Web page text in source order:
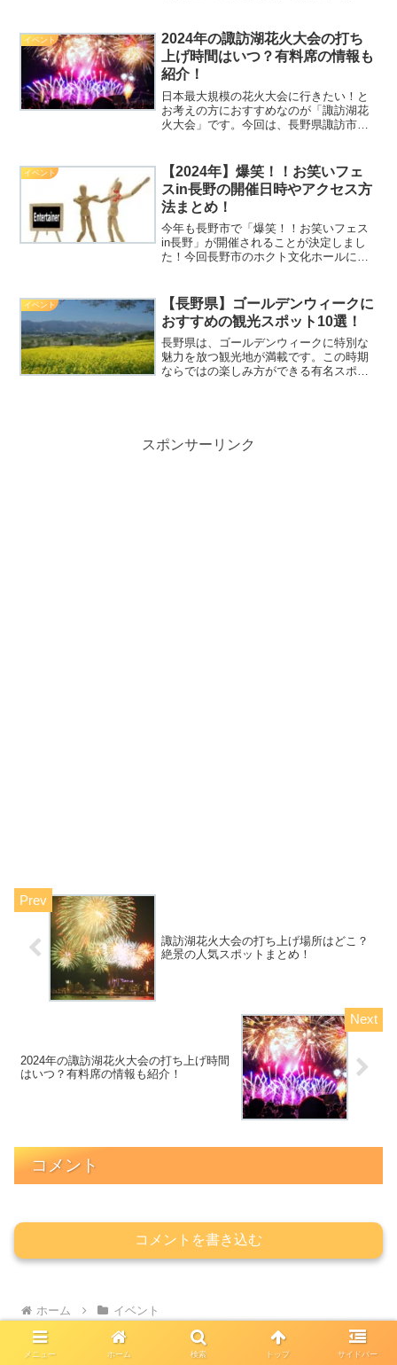
過ごすため、電車の混雑状況や駐車場情
報などをご紹介します。5...
イベント
2024年の諏訪湖花火大会の打ち
上げ時間はいつ？有料席の情報も
紹介！
日本最大規模の花火大会に行きたい！と
お考えの方におすすめなのが「諏訪湖花
火大会」です。今回は、長野県諏訪市で
湖花火大会を思いっきり楽しむために、
事前にさまざまな情報を仕...
イベント
【2024年】爆笑！！お笑いフェ
スin長野の開催日時やアクセス方
法まとめ！
今年も長野市で「爆笑！！お笑いフェス
in長野」が開催されることが決定しまし
た！今回長野市のホクト文化ホールに来
様、友人や彼氏彼女と足を運んでみては
いかがでしょうか。20...
イベント
【長野県】ゴールデンウィークに
おすすめの観光スポット10選！
長野県は、ゴールデンウィークに特別な
魅力を放つ観光地が満載です。この時期
ならではの楽しみ方ができる有名スポッ
スポンサーリンク
諏訪湖花火大会の打ち上げ場所はどこ？
絶景の人気スポットまとめ！
2024年の諏訪湖花火大会の打ち上げ時間
はいつ？有料席の情報も紹介！
コメント
コメントを書き込む
ホーム イベント
メニュー ホーム 検索 トップ サイドバー